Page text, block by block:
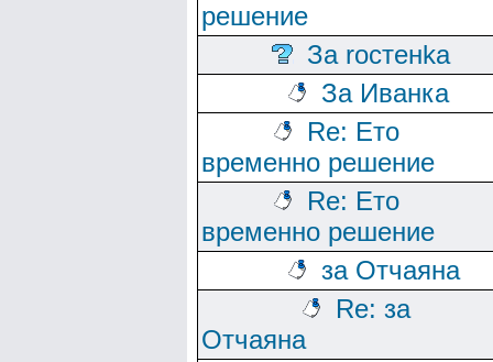
решение
За rocтeнka
За Иванка
Re: Ето
временно решение
Re: Ето
временно решение
за Отчаяна
Re: за
Отчаяна